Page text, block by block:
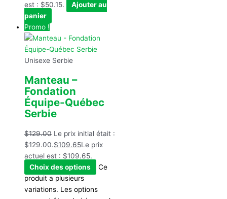
est : $50.15.
Ajouter au
panier
Promo !
Unisexe Serbie
Manteau –
Fondation
Équipe-Québec
Serbie
$129.00 Le prix initial était :
$129.00.$109.65Le prix
actuel est : $109.65.
Choix des options
Ce
produit a plusieurs
variations. Les options